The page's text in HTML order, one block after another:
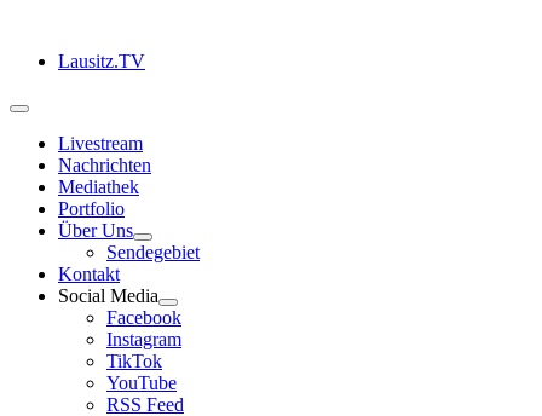
springenLausitz.TV
Toggle
NavigationLivestream
Nachrichten
Mediathek
Portfolio
Über Uns
Sendegebiet
Kontakt
Social Media
Facebook
Instagram
TikTok
YouTube
RSS Feed